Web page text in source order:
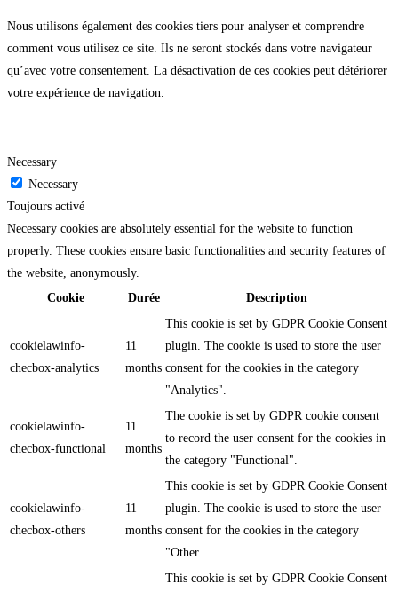
Nous utilisons également des cookies tiers pour analyser et comprendre
comment vous utilisez ce site. Ils ne seront stockés dans votre navigateur
qu’avec votre consentement. La désactivation de ces cookies peut détériorer
votre expérience de navigation.
Necessary
Necessary
Toujours activé
Necessary cookies are absolutely essential for the website to function
properly. These cookies ensure basic functionalities and security features of
the website, anonymously.
Cookie
Durée Description
cookielawinfo-
checbox-analytics
11
months
This cookie is set by GDPR Cookie Consent
plugin. The cookie is used to store the user
consent for the cookies in the category
"Analytics".
cookielawinfo-
checbox-functional
11
months
The cookie is set by GDPR cookie consent
to record the user consent for the cookies in
the category "Functional".
cookielawinfo-
checbox-others
11
months
This cookie is set by GDPR Cookie Consent
plugin. The cookie is used to store the user
consent for the cookies in the category
"Other.
This cookie is set by GDPR Cookie Consent